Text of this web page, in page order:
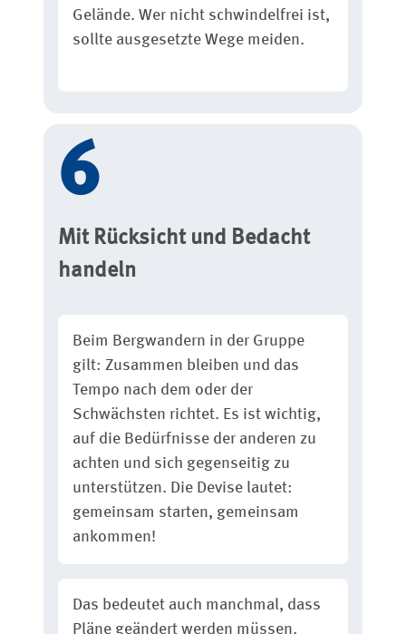
Gelände. Wer nicht schwindelfrei ist,
sollte ausgesetzte Wege meiden.
Mit Rücksicht und Bedacht
handeln
Beim Bergwandern in der Gruppe
gilt: Zusammen bleiben und das
Tempo nach dem oder der
Schwächsten richtet. Es ist wichtig,
auf die Bedürfnisse der anderen zu
achten und sich gegenseitig zu
unterstützen. Die Devise lautet:
gemeinsam starten, gemeinsam
ankommen!
Das bedeutet auch manchmal, dass
Pläne geändert werden müssen.